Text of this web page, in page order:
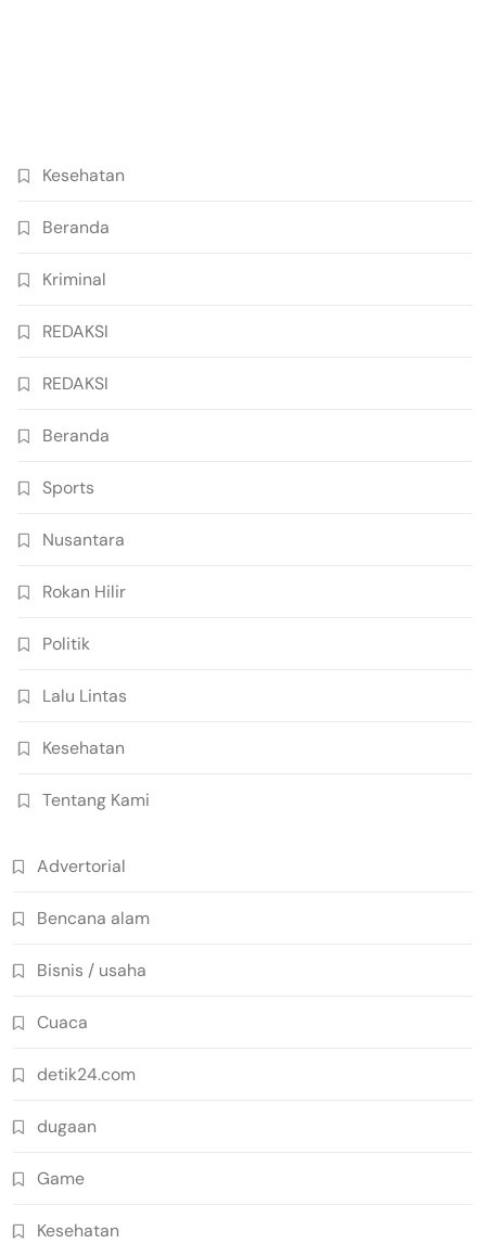
Kesehatan
Beranda
Kriminal
REDAKSI
REDAKSI
Beranda
Sports
Nusantara
Rokan Hilir
Politik
Lalu Lintas
Kesehatan
Tentang Kami
Advertorial
Bencana alam
Bisnis / usaha
Cuaca
detik24.com
dugaan
Game
Kesehatan